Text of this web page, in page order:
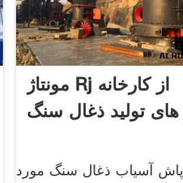
مونتاژ Rj از کارخانه
های تولید ذغال سنگ
پاش آسیاب ذغال سنگ مورد